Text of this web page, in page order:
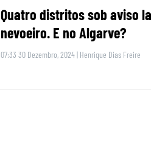
Quatro distritos sob aviso
nevoeiro. E no Algarve?
07:33 30 Dezembro, 2024 | Henrique Dias Freire